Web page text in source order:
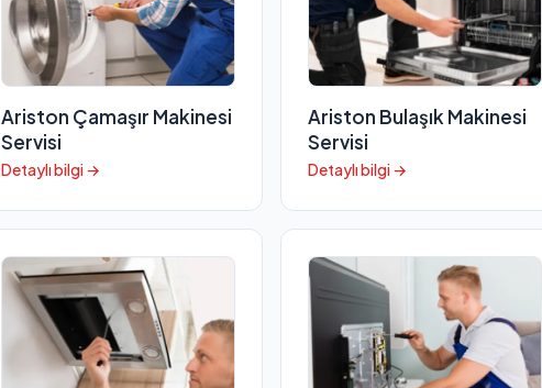
Ariston Çamaşır Makinesi
Servisi
Detaylı bilgi →
Ariston Bulaşık Makinesi
Servisi
Detaylı bilgi →